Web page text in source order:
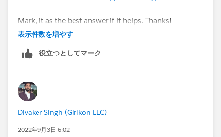
Mark, it as the best answer if it helps. Thanks!
表示件数を増やす
役立つとしてマーク
Divaker Singh (Girikon LLC)
2022年9月3日 6:02